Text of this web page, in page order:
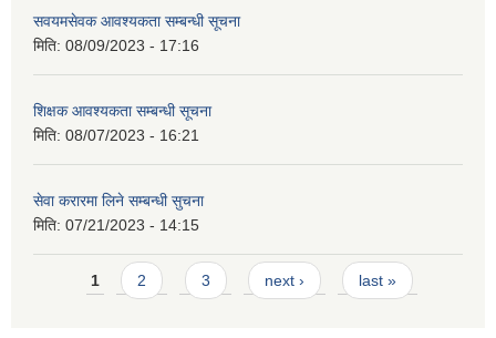
सवयमसेवक आवश्यकता सम्बन्धी सूचना
मिति: 08/09/2023 - 17:16
शिक्षक आवश्यकता सम्बन्धी सूचना
मिति: 08/07/2023 - 16:21
सेवा करारमा लिने सम्बन्धी सुचना
मिति: 07/21/2023 - 14:15
Pages
1 2 3 next › last »